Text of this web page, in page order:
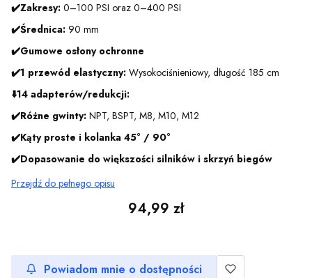
✔️Zakresy: 0–100 PSI oraz 0–400 PSI
✔️Średnica: 90 mm
✔️Gumowe osłony ochronne
✔️1 przewód elastyczny: Wysokociśnieniowy, długość 185 cm
⬇️14 adapterów/redukcji:
✔️Różne gwinty: NPT, BSPT, M8, M10, M12
✔️Kąty proste i kolanka 45° / 90°
✔️Dopasowanie do większości silników i skrzyń biegów
Przejdź do pełnego opisu
Cena
94,99 zł
Powiadom mnie o dostępności